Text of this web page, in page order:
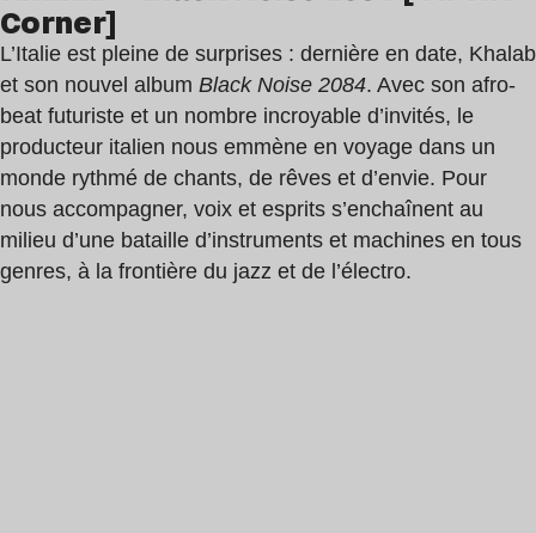
Corner]
L’Italie est pleine de surprises : dernière en date, Khalab
et son nouvel album Black Noise 2084. Avec son afro-
beat futuriste et un nombre incroyable d’invités, le
producteur italien nous emmène en voyage dans un
monde rythmé de chants, de rêves et d’envie. Pour
nous accompagner, voix et esprits s’enchaînent au
milieu d’une bataille d’instruments et machines en tous
genres, à la frontière du jazz et de l’électro.